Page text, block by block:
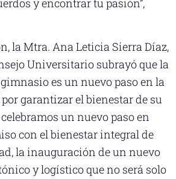
y encontrar tu pasión”,
la Mtra. Ana Leticia Sierra Díaz,
Universitario subrayó que la
es un nuevo paso en la
garantizar el bienestar de su
un nuevo paso en
con el bienestar integral de
la inauguración de un nuevo
y logístico que no será solo